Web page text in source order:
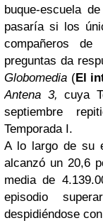
buque-escuela
pasaría si los
compañeros de
preguntas da
Globomedia (El
Antena 3, cuya
septiembre
Temporada I.
A lo largo de su
alcanzó un 20,6
media de
episodio
despidiéndose